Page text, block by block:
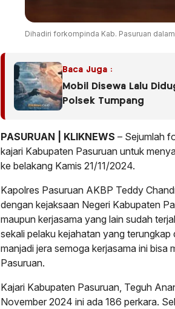
Dihadiri forkompinda Kab. Pasuruan
Baca Juga :
Mobil Disewa Lalu
Polsek Tumpang
PASURUAN | KLIKNEWS – Sejumlah
kajari Kabupaten Pasuruan untuk
ke belakang Kamis 21/11/2024.
Kapolres Pasuruan AKBP Teddy
dengan kejaksaan Negeri Kabupaten
maupun kerjasama yang lain sudah
sekali pelaku kejahatan yang
manjadi jera semoga kerjasama ini
Pasuruan.
Kajari Kabupaten Pasuruan, Teguh
November 2024 ini ada 186 perkara.